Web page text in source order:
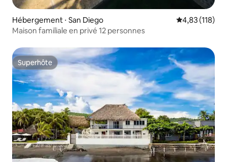
Hébergement ⋅ San Diego Évaluation
4,83 (118)
Maison familiale en privé 12 personnes
Superhôte
Superhôte